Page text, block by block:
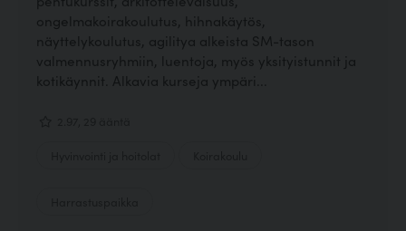
ongelmakoirakoulutus, hihnakäytös,
näyttelykoulutus, agilitya alkeista SM-tason
valmennusryhmiin, luentoja, myös yksityistunnit ja
kotikäynnit. Alkavia kurseja ympäri...